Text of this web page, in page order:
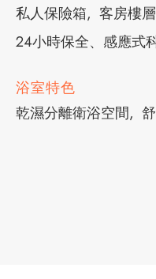
私人保險箱
客房樓
24小時保全、感應式
浴室特色
乾濕分離衛浴空間